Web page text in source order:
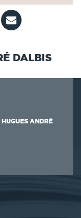
DALBIS
ANDRÉ